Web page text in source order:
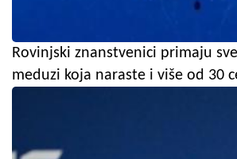
Rovinjski znanstvenici primaju
meduzi koja naraste i više od 30